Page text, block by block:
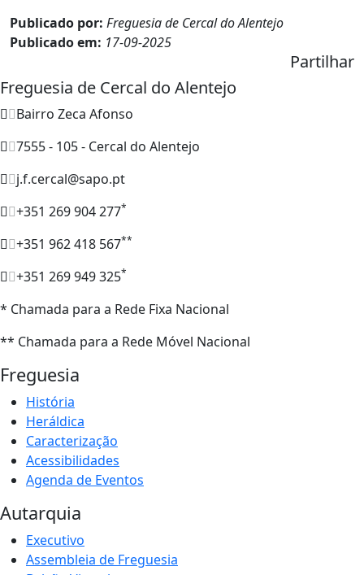
Publicado por: Freguesia de Cercal do Alentejo
Publicado em: 17-09-2025
Partilhar
Freguesia de Cercal do Alentejo
Bairro Zeca Afonso
7555 - 105 - Cercal do Alentejo
j.f.cercal@sapo.pt
+351 269 904 277*
+351 962 418 567**
+351 269 949 325*
* Chamada para a Rede Fixa Nacional
** Chamada para a Rede Móvel Nacional
Freguesia
História
Heráldica
Caracterização
Acessibilidades
Agenda de Eventos
Autarquia
Executivo
Assembleia de Freguesia